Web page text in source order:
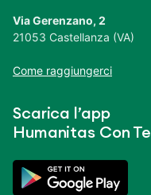
Via Gerenzano, 2
21053 Castellanza (VA)
Come raggiungerci
Scarica l’app
Humanitas Con Te